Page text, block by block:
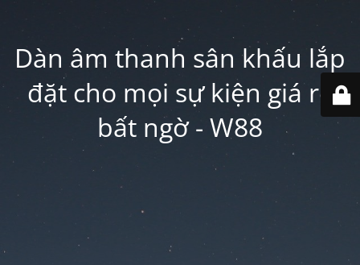
Dàn âm thanh sân khấu lắp
đặt cho mọi sự kiện giá rẻ
bất ngờ - W88